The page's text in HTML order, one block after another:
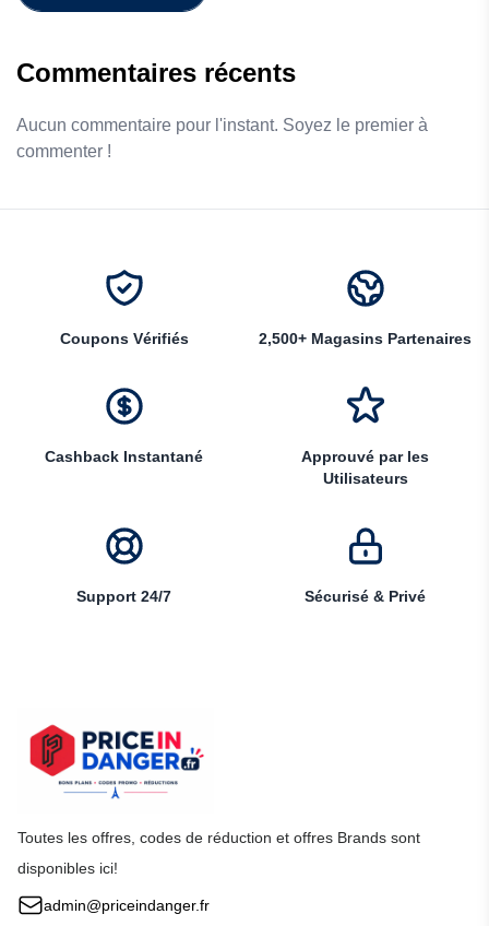
Commentaires récents
Aucun commentaire pour l'instant. Soyez le premier à
commenter !
Coupons Vérifiés 2,500+ Magasins Partenaires
Cashback Instantané
Approuvé par les
Utilisateurs
Support 24/7 Sécurisé & Privé
Toutes les offres, codes de réduction et offres Brands sont
disponibles ici!
admin@priceindanger.fr